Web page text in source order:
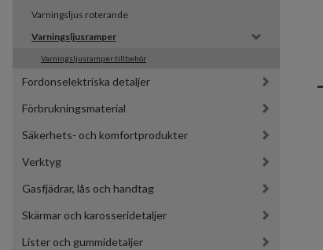
Varningsljus roterande
Varningsljusramper
Varningsljusramper tillbehör
Fordonselektriska detaljer
Förbrukningsmaterial
Säkerhets- och komfortprodukter
Verktyg
Gasfjädrar, lås och handtag
Skärmar och karosseridetaljer
Lister och gummidetaljer